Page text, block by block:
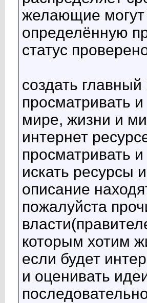
желающие могут
определённую
статус
создать главный
просматривать
мире, жизни и
интернет
просматривать
искать ресурсы
описание
пожалуйста
которым хотим
если будет
и оценивать